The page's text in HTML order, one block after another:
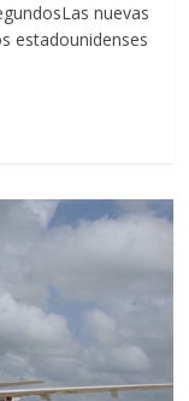
nuevas
estadounidenses